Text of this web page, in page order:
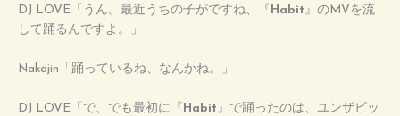
DJ LOVE「うん。最近うちの子がですね、『 Habit 』のMVを流
して踊るんですよ。」
Nakajin「踊っているね、なんかね。」
DJ LOVE「で、でも最初に『 Habit 』で踊ったのは、ユンザビッ